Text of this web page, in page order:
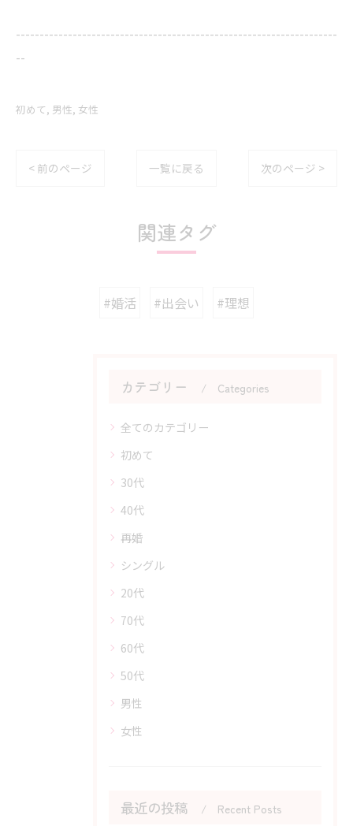
--------------------------------------------------------------------
--
初めて 男性 女性
< 前のページ 一覧に戻る 次のページ >
関連タグ
#婚活 #出会い #理想
カテゴリー Categories
全てのカテゴリー
初めて
30代
40代
再婚
シングル
20代
70代
60代
50代
男性
女性
最近の投稿 Recent Posts